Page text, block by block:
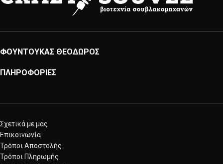
ΦΟΥΝΤΟΥΚΑΣ ΘΕΟΔΩΡΟΣ
ΠΛΗΡΟΦΟΡΙΕΣ
Σχετικά με μας
Επικοινωνία
Τρόποι Αποστολής
Τρόποι Πληρωμής